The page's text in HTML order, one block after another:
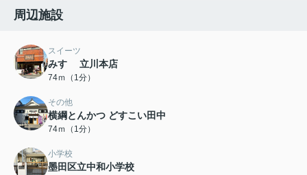
周辺施設
スイーツ
みすゞ 立川本店
74ｍ（1分）
その他
横綱とんかつ どすこい田中
74ｍ（1分）
小学校
墨田区立中和小学校